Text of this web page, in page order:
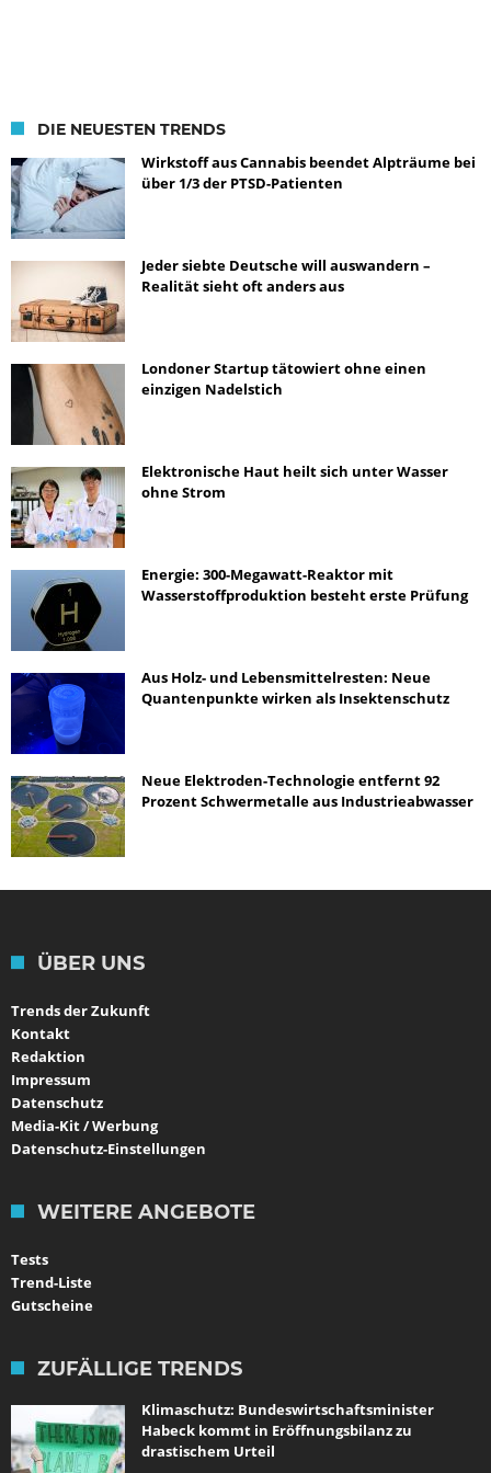
DIE NEUESTEN TRENDS
Wirkstoff aus Cannabis beendet Alpträume bei
über 1/3 der PTSD-Patienten
Jeder siebte Deutsche will auswandern –
Realität sieht oft anders aus
Londoner Startup tätowiert ohne einen
einzigen Nadelstich
Elektronische Haut heilt sich unter Wasser
ohne Strom
Energie: 300-Megawatt-Reaktor mit
Wasserstoffproduktion besteht erste Prüfung
Aus Holz- und Lebensmittelresten: Neue
Quantenpunkte wirken als Insektenschutz
Neue Elektroden-Technologie entfernt 92
Prozent Schwermetalle aus Industrieabwasser
ÜBER UNS
Trends der Zukunft
Kontakt
Redaktion
Impressum
Datenschutz
Media-Kit / Werbung
Datenschutz-Einstellungen
WEITERE ANGEBOTE
Tests
Trend-Liste
Gutscheine
ZUFÄLLIGE TRENDS
Klimaschutz: Bundeswirtschaftsminister
Habeck kommt in Eröffnungsbilanz zu
drastischem Urteil